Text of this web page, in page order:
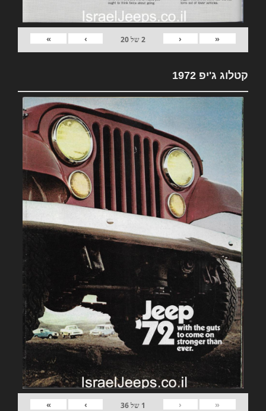
«
‹
2של20
›
»
קטלוג ג'יפ 1972
«
‹
1 של36
›
»